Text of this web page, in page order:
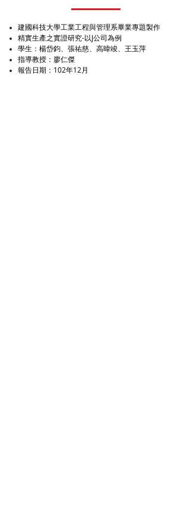
建國科技大學工業工程與管理系畢業專題製作
精實生產之實證研究-以J公司為例
學生：楊岱鈞、張祐慈、高暐竣、王玉萍
指導教授：廖仁傑
報告日期：102年12月